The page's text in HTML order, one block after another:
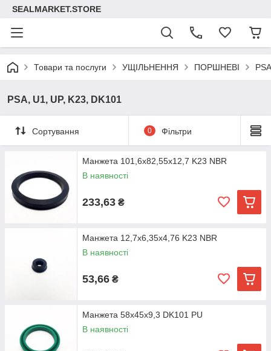
SEALMARKET.STORE
Товари та послуги УЩІЛЬНЕННЯ ПОРШНЕВІ
PSA, U1, UP, K23, DK101
Сортування 0 Фільтри
Манжета 101,6х82,55х12,7 K23 NBR
В наявності
233,63 ₴
Манжета 12,7х6,35х4,76 K23 NBR
В наявності
53,66 ₴
Манжета 58х45х9,3 DK101 PU
В наявності